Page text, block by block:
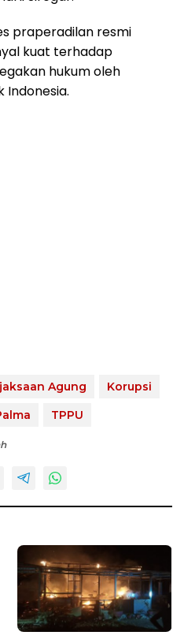
praperadilan resmi
kuat terhadap
hukum oleh
Indonesia.
Agung
Korupsi
TPPU